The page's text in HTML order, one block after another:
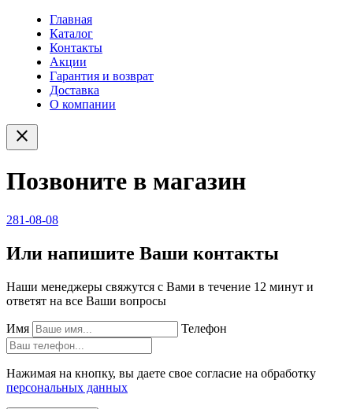
Главная
Каталог
Контакты
Акции
Гарантия и возврат
Доставка
О компании
close
Позвоните в магазин
281-08-08
Или напишите Ваши контакты
Наши менеджеры свяжутся с Вами в течение 12 минут и
ответят на все Ваши вопросы
Имя Телефон
Нажимая на кнопку, вы даете свое согласие на обработку
персональных данных